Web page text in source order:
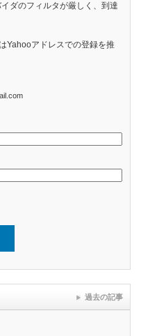
ダのフィルタが厳しく、到達
Yahooアドレスでの登録を推
過去の記事